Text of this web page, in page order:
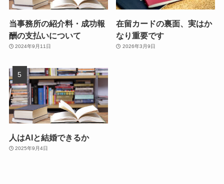
当事務所の紹介料・成功報
酬の支払いについて
2024年9月11日
在留カードの裏面、実はか
なり重要です
2026年3月9日
人はAIと結婚できるか
2025年9月4日